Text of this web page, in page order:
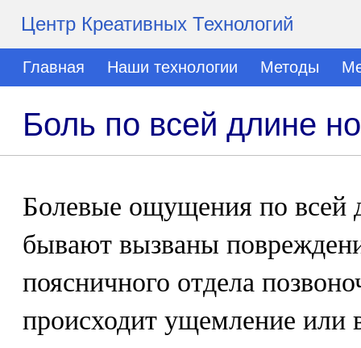
Центр Креативных Технологий
Главная Наши технологии Методы
Боль по всей длине
Болевые ощущения по всей
бывают вызваны
поясничного отдела
происходит ущемление или